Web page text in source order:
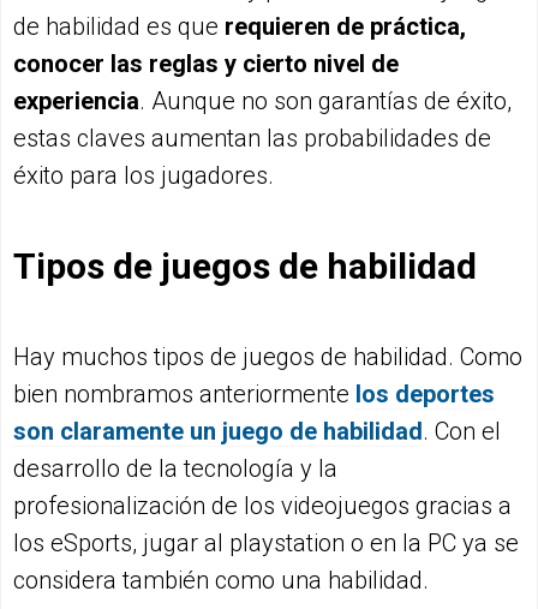
de habilidad es que requieren de práctica,
conocer las reglas y cierto nivel de
experiencia. Aunque no son garantías de éxito,
estas claves aumentan las probabilidades de
éxito para los jugadores.
Tipos de juegos de habilidad
Hay muchos tipos de juegos de habilidad. Como
bien nombramos anteriormente los deportes
son claramente un juego de habilidad. Con el
desarrollo de la tecnología y la
profesionalización de los videojuegos gracias a
los eSports, jugar al playstation o en la PC ya se
considera también como una habilidad.